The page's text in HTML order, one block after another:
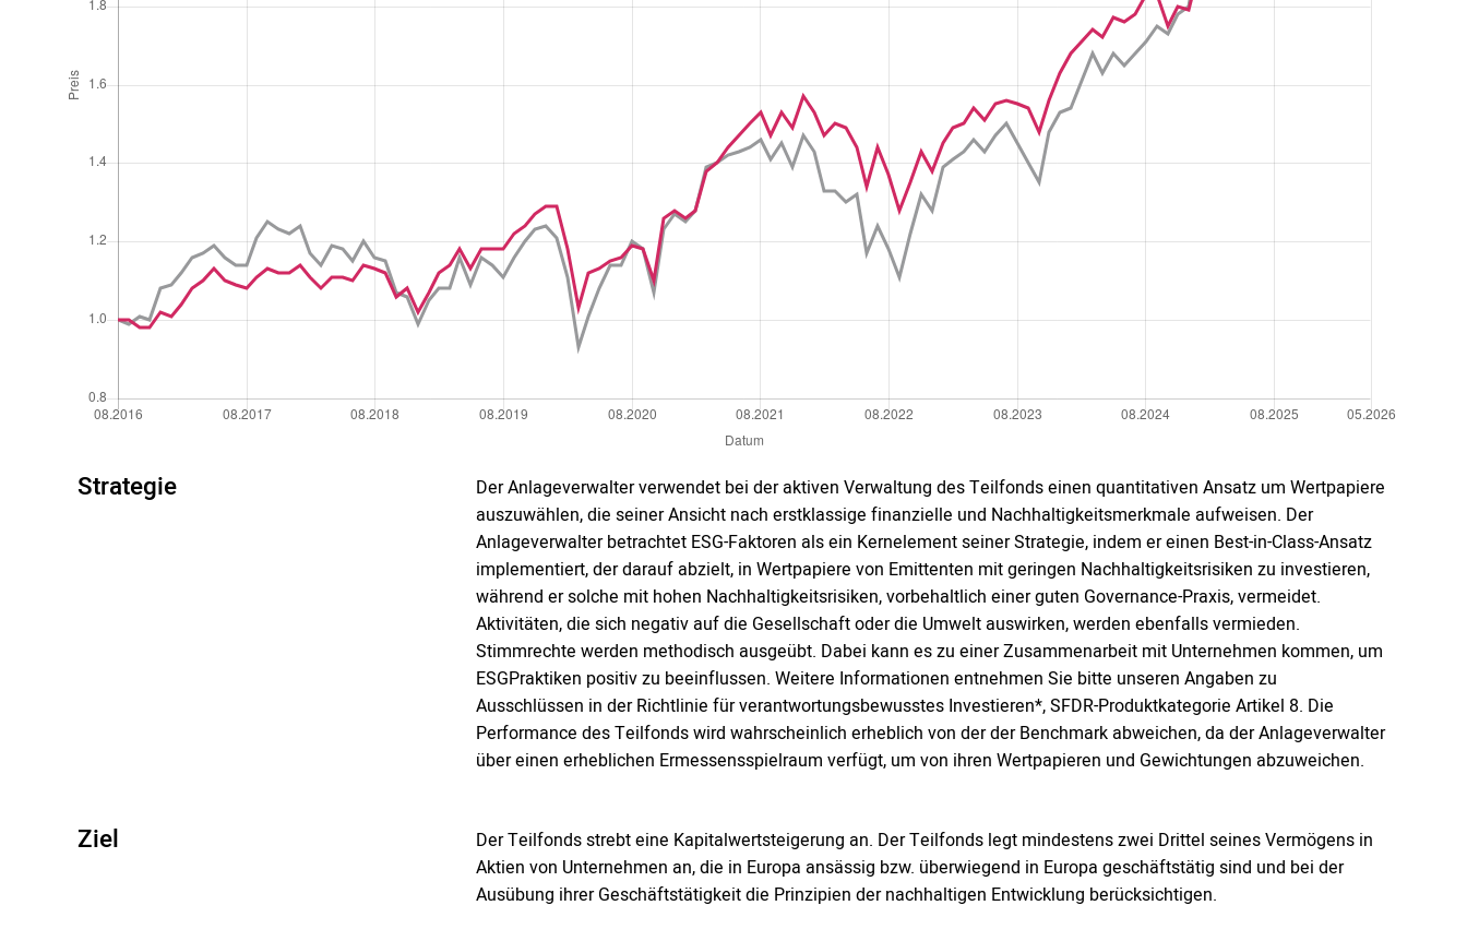
Strategie
Der Anlageverwalter verwendet bei der aktiven Verwaltung des Teilfonds einen quantitativen Ansatz um Wertpapiere
auszuwählen, die seiner Ansicht nach erstklassige finanzielle und Nachhaltigkeitsmerkmale aufweisen. Der
Anlageverwalter betrachtet ESG-Faktoren als ein Kernelement seiner Strategie, indem er einen Best-in-Class-Ansatz
implementiert, der darauf abzielt, in Wertpapiere von Emittenten mit geringen Nachhaltigkeitsrisiken zu investieren,
während er solche mit hohen Nachhaltigkeitsrisiken, vorbehaltlich einer guten Governance-Praxis, vermeidet.
Aktivitäten, die sich negativ auf die Gesellschaft oder die Umwelt auswirken, werden ebenfalls vermieden.
Stimmrechte werden methodisch ausgeübt. Dabei kann es zu einer Zusammenarbeit mit Unternehmen kommen, um
ESGPraktiken positiv zu beeinflussen. Weitere Informationen entnehmen Sie bitte unseren Angaben zu
Ausschlüssen in der Richtlinie für verantwortungsbewusstes Investieren*, SFDR-Produktkategorie Artikel 8. Die
Performance des Teilfonds wird wahrscheinlich erheblich von der der Benchmark abweichen, da der Anlageverwalter
über einen erheblichen Ermessensspielraum verfügt, um von ihren Wertpapieren und Gewichtungen abzuweichen.
Ziel
Der Teilfonds strebt eine Kapitalwertsteigerung an. Der Teilfonds legt mindestens zwei Drittel seines Vermögens in
Aktien von Unternehmen an, die in Europa ansässig bzw. überwiegend in Europa geschäftstätig sind und bei der
Ausübung ihrer Geschäftstätigkeit die Prinzipien der nachhaltigen Entwicklung berücksichtigen.